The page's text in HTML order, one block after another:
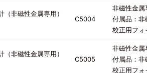
（非磁性金属専用）
C5004
非磁性金
付属品：非
校正用フォ
（非磁性金属専用）
C5005
非磁性金
付属品：非
校正用フォ